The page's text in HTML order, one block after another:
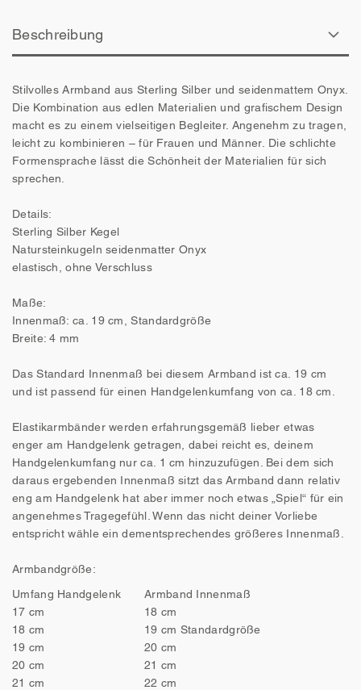
Beschreibung
Stilvolles Armband aus Sterling Silber und seidenmattem Onyx.
Die Kombination aus edlen Materialien und grafischem Design
macht es zu einem vielseitigen Begleiter. Angenehm zu tragen,
leicht zu kombinieren – für Frauen und Männer. Die schlichte
Formensprache lässt die Schönheit der Materialien für sich
sprechen.
Details:
Sterling Silber Kegel
Natursteinkugeln seidenmatter Onyx
elastisch, ohne Verschluss
Maße:
Innenmaß: ca. 19 cm, Standardgröße
Breite: 4 mm
Das Standard Innenmaß bei diesem Armband ist ca. 19 cm
und ist passend für einen Handgelenkumfang von ca. 18 cm.
Elastikarmbänder werden erfahrungsgemäß lieber etwas
enger am Handgelenk getragen, dabei reicht es, deinem
Handgelenkumfang nur ca. 1 cm hinzuzufügen. Bei dem sich
daraus ergebenden Innenmaß sitzt das Armband dann relativ
eng am Handgelenk hat aber immer noch etwas „Spiel“ für ein
angenehmes Tragegefühl. Wenn das nicht deiner Vorliebe
entspricht wähle ein dementsprechendes größeres Innenmaß.
Armbandgröße:
Umfang Handgelenk
Armband Innenmaß
17 cm
18 cm
18 cm
19 cm Standardgröße
19 cm
20 cm
20 cm
21 cm
21 cm
22 cm